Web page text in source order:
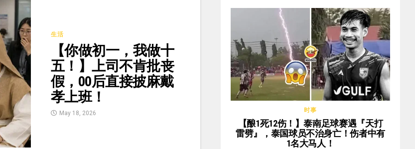
生活
【你做初一，我做十
五！】上司不肯批丧
假，00后直接披麻戴
孝上班！
May 18, 2026 时事
【酿1死12伤！】泰南足球赛遇『天打
雷劈』，泰国球员不治身亡！伤者中有
1名大马人！